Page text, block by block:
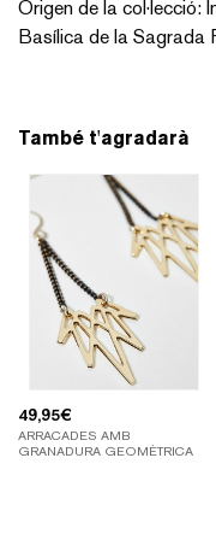
Origen de la col·lecció:
Basílica de la Sagrada
També t'agradarà
49,95€
ARRACADES AMB
GRANADURA GEOMÈTRICA